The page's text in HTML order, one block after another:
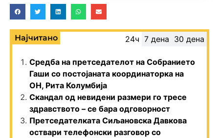
Најчитано 24ч 7 дена 30 дена
Средба на претседателот на Собранието
Гаши со постојаната координаторка на
ОН, Рита Колумбија
Скандал од невидени размери го тресе
здравството – се бара одговорност
Претседателката Сиљановска Давкова
оствари телефонски разговор со